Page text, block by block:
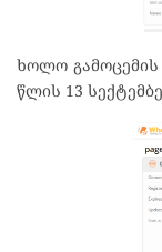
ხოლო
წლის 13